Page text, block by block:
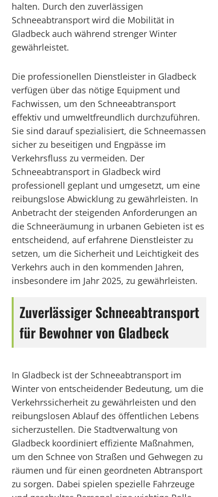
halten. Durch den zuverlässigen
Schneeabtransport wird die Mobilität in
Gladbeck auch während strenger Winter
gewährleistet.
Die professionellen Dienstleister in Gladbeck
verfügen über das nötige Equipment und
Fachwissen, um den Schneeabtransport
effektiv und umweltfreundlich durchzuführen.
Sie sind darauf spezialisiert, die Schneemassen
sicher zu beseitigen und Engpässe im
Verkehrsfluss zu vermeiden. Der
Schneeabtransport in Gladbeck wird
professionell geplant und umgesetzt, um eine
reibungslose Abwicklung zu gewährleisten. In
Anbetracht der steigenden Anforderungen an
die Schneeräumung in urbanen Gebieten ist es
entscheidend, auf erfahrene Dienstleister zu
setzen, um die Sicherheit und Leichtigkeit des
Verkehrs auch in den kommenden Jahren,
insbesondere im Jahr 2025, zu gewährleisten.
Zuverlässiger Schneeabtransport
für Bewohner von Gladbeck
In Gladbeck ist der Schneeabtransport im
Winter von entscheidender Bedeutung, um die
Verkehrssicherheit zu gewährleisten und den
reibungslosen Ablauf des öffentlichen Lebens
sicherzustellen. Die Stadtverwaltung von
Gladbeck koordiniert effiziente Maßnahmen,
um den Schnee von Straßen und Gehwegen zu
räumen und für einen geordneten Abtransport
zu sorgen. Dabei spielen spezielle Fahrzeuge